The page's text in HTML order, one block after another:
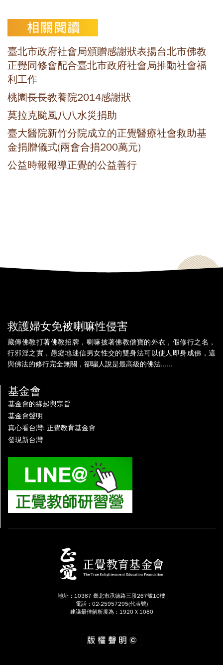
臺北市政府社會局頒贈感謝狀表揚台北市佛教
正覺同修會配合臺北市政府社會局推動社會福
利工作
桃園長長教養院2014感謝狀
莫拉克颱風八八水災捐助
臺大醫院新竹分院成立的正覺醫療社會救助基
金捐贈儀式(兩會合捐200萬元)
公益時報報導正覺的公益善行
救護婦女免被喇嘛性侵害
藏傳佛教打著佛教招牌，喇嘛披著佛教僧寶的外衣，假修行之名，
行邪淫之實，愚癡地迷信男女性交的雙身法可以使人即身成佛，這
與佛法的修行完全無關，卻騙人說是最高級的佛法......
基金會
基金會的緣起與宗旨
基金會聲明
真心看台灣: 正覺教育基金會
發現新台灣
地址：10367 臺北市承德路三段267號10樓
電話：02-25957295(代表號)
建議最佳解析度為：1920 X 1080